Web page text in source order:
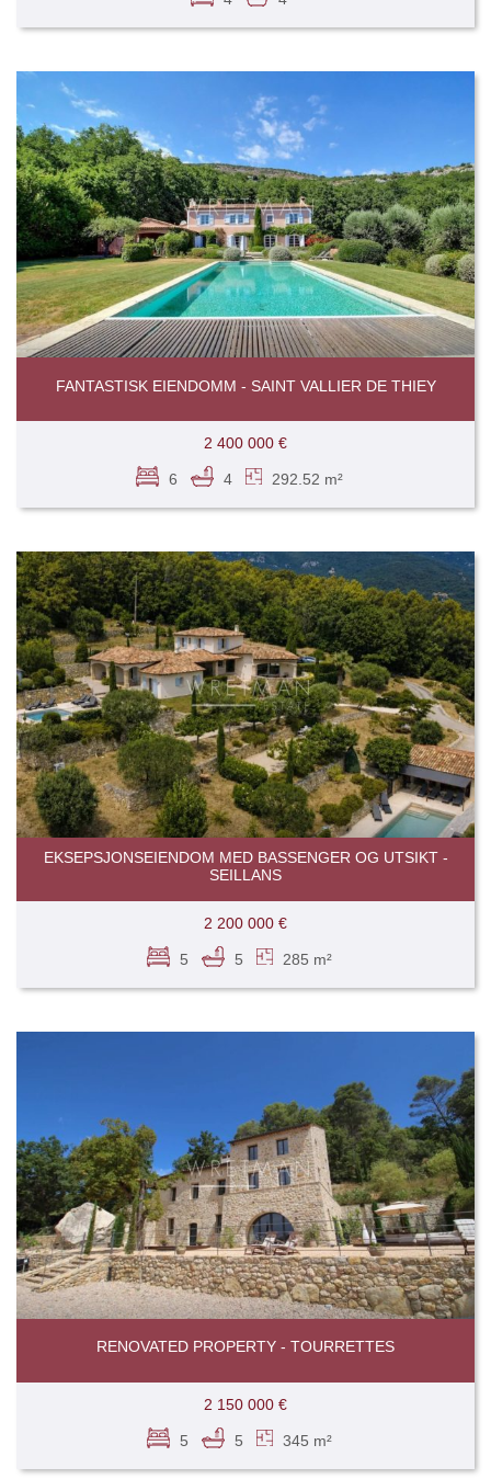
FANTASTISK EIENDOMM - SAINT VALLIER DE THIEY
2 400 000 €
6 4 292.52 m²
EKSEPSJONSEIENDOM MED BASSENGER OG UTSIKT -
SEILLANS
2 200 000 €
5 5 285 m²
RENOVATED PROPERTY - TOURRETTES
2 150 000 €
5 5 345 m²